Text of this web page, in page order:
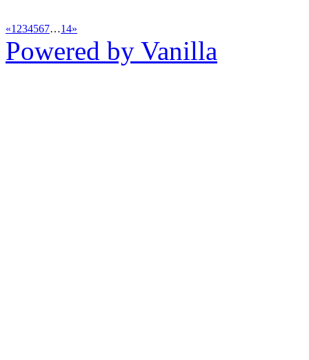
«1234567…14»
Powered by Vanilla